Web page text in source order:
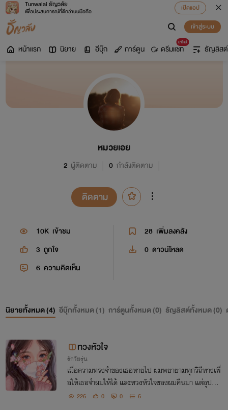
Tunwalai ธัญวลัย
เพื่อประสบการณ์ที่ดีกว่าบนมือถือ
เปิดแอป
เข้าสู่ระบบ
หน้าแรก นิยาย อีบุ๊ก การ์ตูน
มาใหม่
ดรีมแชท ธัญลิสต์
หมวยเอย
2 ผู้ติดตาม 0 กำลังติดตาม
ติดตาม
10K เข้าชม 28 เพิ่มลงคลัง
3 ถูกใจ 0 ดาวน์โหลด
6 ความคิดเห็น
นิยายทั้งหมด (4) อีบุ๊กทั้งหมด (1) การ์ตูนทั้งหมด (0) ธัญลิสต์ทั้งหมด (0)
ทวงหัวใจ
รักวัยรุ่น
เมื่อความทรงจำของเธอหายไป ผมพยายามทุกวิถีทางเพื่
อให้เธอจำผมให้ได้ และทวงหัวใจของผมคืนมา แต่อุปสร
รคครั้งนี้ของผมก็คือพ่อของเธอ เมื่อพ่อของเธอบอกว่าผ
226 0 0 6